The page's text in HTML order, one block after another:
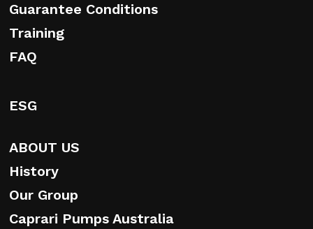
Guarantee Conditions
Training
FAQ
ESG
ABOUT US
History
Our Group
Caprari Pumps Australia